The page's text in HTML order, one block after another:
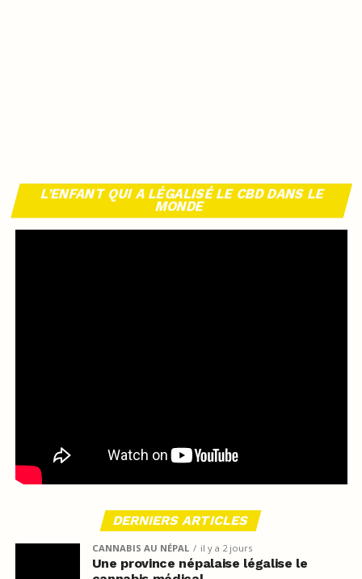
L’ENFANT QUI A LÉGALISÉ LE CBD DANS LE
MONDE
DERNIERS ARTICLES
CANNABIS AU NÉPAL il y a 2 jours
Une province népalaise légalise le